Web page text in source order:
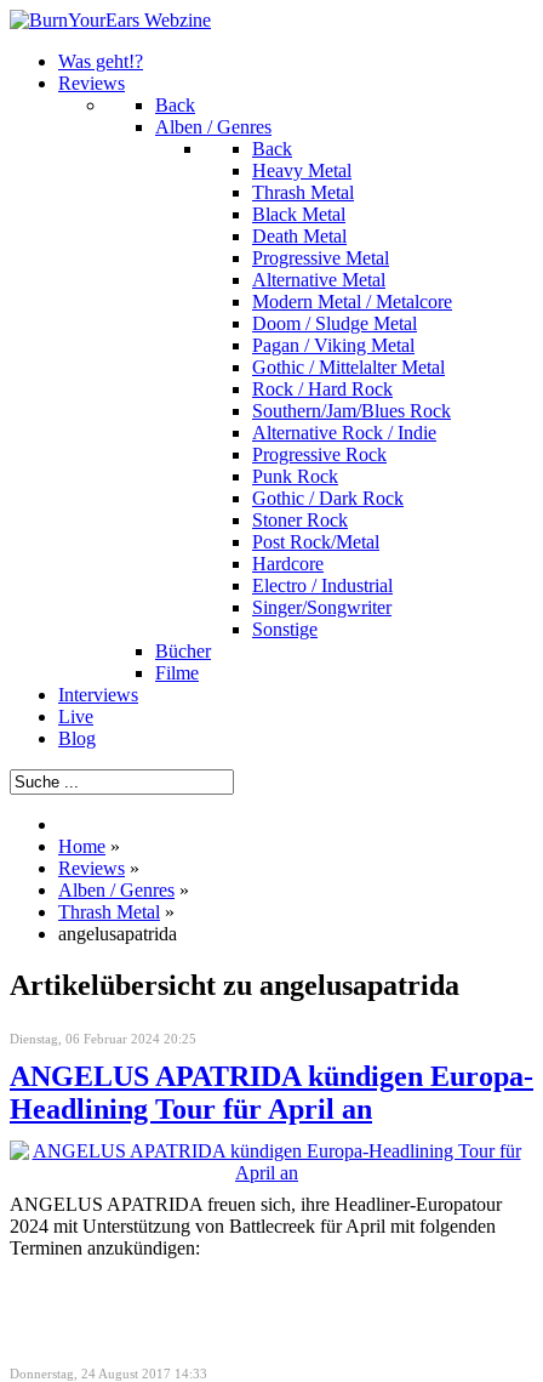
Was geht!?
Reviews
Back
Alben / Genres
Back
Heavy Metal
Thrash Metal
Black Metal
Death Metal
Progressive Metal
Alternative Metal
Modern Metal / Metalcore
Doom / Sludge Metal
Pagan / Viking Metal
Gothic / Mittelalter Metal
Rock / Hard Rock
Southern/Jam/Blues Rock
Alternative Rock / Indie
Progressive Rock
Punk Rock
Gothic / Dark Rock
Stoner Rock
Post Rock/Metal
Hardcore
Electro / Industrial
Singer/Songwriter
Sonstige
Bücher
Filme
Interviews
Live
Blog
Home »
Reviews »
Alben / Genres »
Thrash Metal »
angelusapatrida
Artikelübersicht zu angelusapatrida
Dienstag, 06 Februar 2024 20:25
ANGELUS APATRIDA kündigen Europa-
Headlining Tour für April an
ANGELUS APATRIDA freuen sich, ihre Headliner-Europatour
2024 mit Unterstützung von Battlecreek für April mit folgenden
Terminen anzukündigen:
Donnerstag, 24 August 2017 14:33